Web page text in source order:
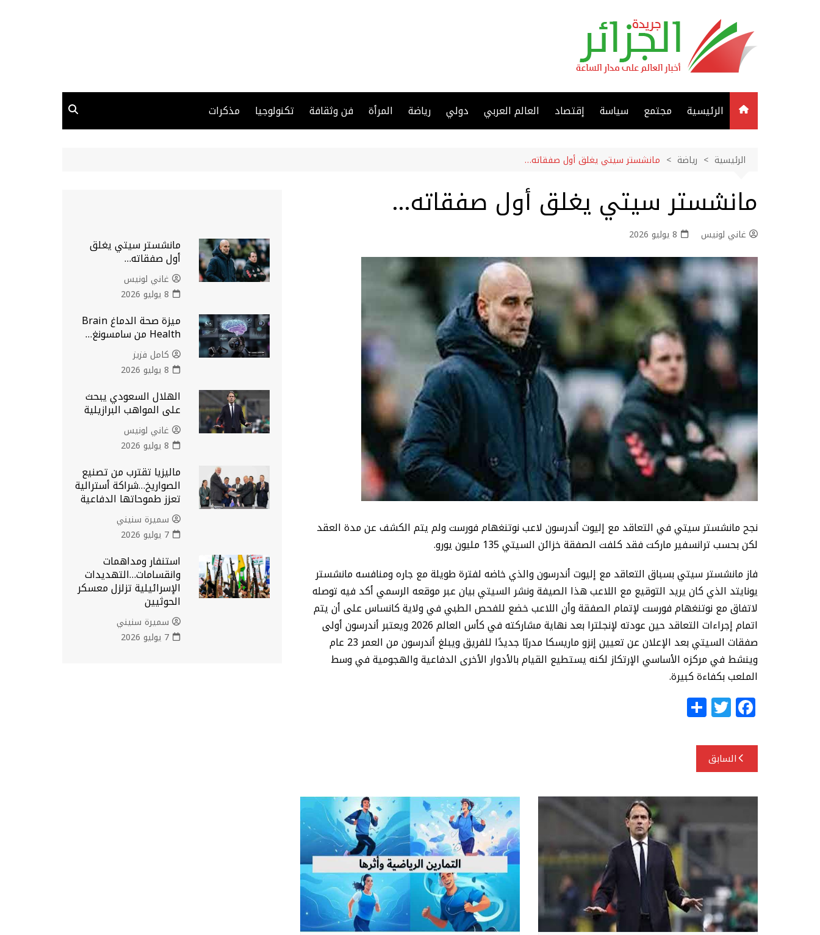
الرئيسية مجتمع سياسة إقتصاد العالم العربي دولي رياضة المرأة فن وثقافة تكنولوجيا مذكرات
الرئيسية رياضة مانشستر سيتي يغلق أول صفقاته…
مانشستر سيتي يغلق أول صفقاته…
غاني لونيس 8 يوليو 2026
نجح مانشستر سيتي في التعاقد مع إليوت أندرسون لاعب نوتنغهام فورست ولم يتم الكشف عن مدة العقد
لكن بحسب ترانسفير ماركت فقد كلفت الصفقة خزائن السيتي 135 مليون يورو.
فاز مانشستر سيتي بسباق التعاقد مع إليوت أندرسون والذي خاضه لفترة طويلة مع جاره ومنافسه مانشستر
يونايتد الذي كان يريد التوقيع مع اللاعب هذا الصيفة ونشر السيتي بيان عبر موقعه الرسمي أكد فيه توصله
لاتفاق مع نوتنغهام فورست لإتمام الصفقة وأن اللاعب خضع للفحص الطبي في ولاية كانساس على أن يتم
اتمام إجراءات التعاقد حين عودته لإنجلترا بعد نهاية مشاركته في كأس العالم 2026 ويعتبر أندرسون أولى
صفقات السيتي بعد الإعلان عن تعيين إنزو ماريسكا مدربًا جديدًا للفريق ويبلغ أندرسون من العمر 23 عام
وينشط في مركزه الأساسي الإرتكاز لكنه يستطيع القيام بالأدوار الأخرى الدفاعية والهجومية في وسط
الملعب بكفاءة كبيرة.
F
a
c
e
o
o
k
T
w
itt
eتصفّح
المقالات
السابق
مانشستر سيتي يغلق
أول صفقاته…
غاني لونيس
8 يوليو 2026
ميزة صحة الدماغ Brain
Health من سامسونغ…
كامل فزيز
8 يوليو 2026
الهلال السعودي يبحث
على المواهب البرازيلية
غاني لونيس
8 يوليو 2026
ماليزيا تقترب من تصنيع
الصواريخ…شراكة أسترالية
تعزز طموحاتها الدفاعية
سميرة سنيني
7 يوليو 2026
استنفار ومداهمات
وانقسامات…التهديدات
الإسرائيلية تزلزل معسكر
الحوثيين
سميرة سنيني
7 يوليو 2026